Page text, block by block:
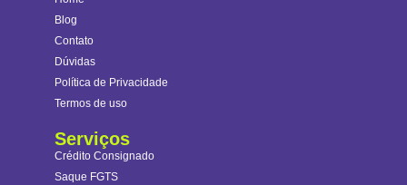
Blog
Contato
Dúvidas
Política de Privacidade
Termos de uso
Serviços
Crédito Consignado
Saque FGTS